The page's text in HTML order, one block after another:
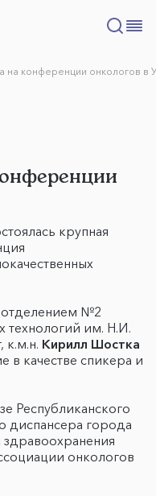
на конференции онкологов в
крупная
№2
технологий им. Н.И.
к.м.н. Кирилл Шостка
в качестве спикера и
Республиканского
диспансера города
онкологов